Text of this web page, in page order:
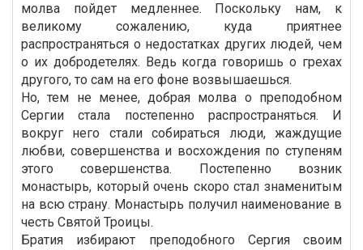
молва пойдет медленнее. Поскольку нам, к
великому сожалению, куда приятнее
распространяться о недостатках других людей, чем
о их добродетелях. Ведь когда говоришь о грехах
другого, то сам на его фоне возвышаешься.
Но, тем не менее, добрая молва о преподобном
Сергии стала постепенно распространяться. И
вокруг него стали собираться люди, жаждущие
любви, совершенства и восхождения по ступеням
этого совершенства. Постепенно возник
монастырь, который очень скоро стал знаменитым
на всю страну. Монастырь получил наименование в
честь Святой Троицы.
Братия избирают преподобного Сергия своим